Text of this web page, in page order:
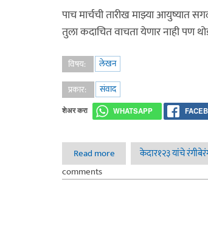
पाच मार्चची तारीख माझ्या आयुष्यात
तुला कदाचित वाचता येणार नाही पण
विषय:
लेखन
प्रकार:
संवाद
शेअर करा WHATSAPP
Read more about दिनान्क पाच मार्च
केदार१२३ यांचे
comments